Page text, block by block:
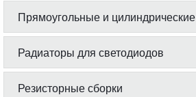
Прямоугольные и цилиндрические
Радиаторы для светодиодов
Резисторные сборки